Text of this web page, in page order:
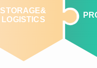
STORAGE&
LOGISTICS